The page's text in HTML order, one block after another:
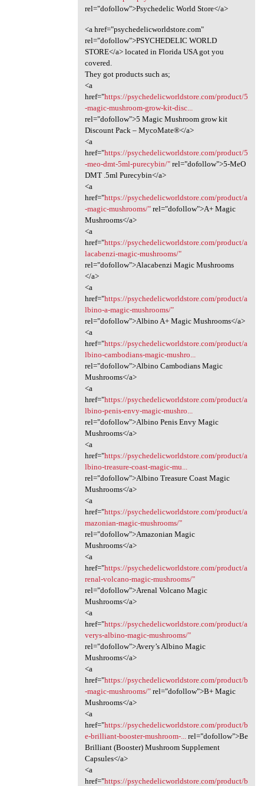
rel="dofollow">Psychedelic World Store</a>
<a href="psychedelicworldstore.com"
rel="dofollow">PSYCHEDELIC WORLD
STORE</a> located in Florida USA got you
covered.
They got products such as;
<a
href="https://psychedelicworldstore.com/product/5
-magic-mushroom-grow-kit-disc...
rel="dofollow">5 Magic Mushroom grow kit
Discount Pack – MycoMate®</a>
<a
href="https://psychedelicworldstore.com/product/5
-meo-dmt-5ml-purecybin/"rel="dofollow">5-MeO
DMT .5ml Purecybin</a>
<a
href="https://psychedelicworldstore.com/product/a
-magic-mushrooms/"rel="dofollow">A+ Magic
Mushrooms</a>
<a
href="https://psychedelicworldstore.com/product/a
lacabenzi-magic-mushrooms/"
rel="dofollow">Alacabenzi Magic Mushrooms
</a>
<a
href="https://psychedelicworldstore.com/product/a
lbino-a-magic-mushrooms/"
rel="dofollow">Albino A+ Magic Mushrooms</a>
<a
href="https://psychedelicworldstore.com/product/a
lbino-cambodians-magic-mushro...
rel="dofollow">Albino Cambodians Magic
Mushrooms</a>
<a
href="https://psychedelicworldstore.com/product/a
lbino-penis-envy-magic-mushro...
rel="dofollow">Albino Penis Envy Magic
Mushrooms</a>
<a
href="https://psychedelicworldstore.com/product/a
lbino-treasure-coast-magic-mu...
rel="dofollow">Albino Treasure Coast Magic
Mushrooms</a>
<a
href="https://psychedelicworldstore.com/product/a
mazonian-magic-mushrooms/"
rel="dofollow">Amazonian Magic
Mushrooms</a>
<a
href="https://psychedelicworldstore.com/product/a
renal-volcano-magic-mushrooms/"
rel="dofollow">Arenal Volcano Magic
Mushrooms</a>
<a
href="https://psychedelicworldstore.com/product/a
verys-albino-magic-mushrooms/"
rel="dofollow">Avery’s Albino Magic
Mushrooms</a>
<a
href="https://psychedelicworldstore.com/product/b
-magic-mushrooms/"rel="dofollow">B+ Magic
Mushrooms</a>
<a
href="https://psychedelicworldstore.com/product/b
e-brilliant-booster-mushroom-...
rel="dofollow">Be
Brilliant (Booster) Mushroom Supplement
Capsules</a>
<a
href="https://psychedelicworldstore.com/product/b